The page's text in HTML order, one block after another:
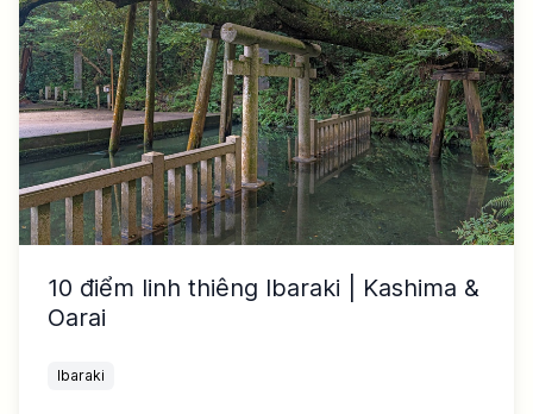
10 điểm linh thiêng Ibaraki | Kashima &
Oarai
Ibaraki